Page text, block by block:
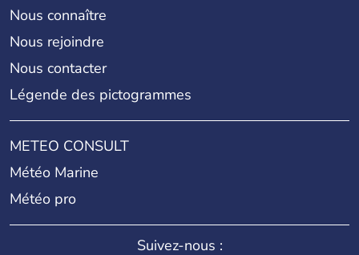
Nous connaître
Nous rejoindre
Nous contacter
Légende des pictogrammes
METEO CONSULT
Météo Marine
Météo pro
Suivez-nous :